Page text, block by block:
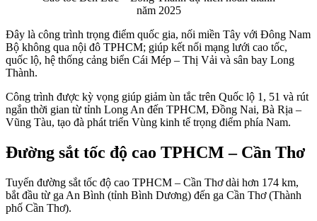
năm 2025
Đây là công trình trọng điểm quốc gia, nối miền Tây với Đông Nam
Bộ không qua nội đô TPHCM; giúp kết nối mạng lưới cao tốc,
quốc lộ, hệ thống cảng biển Cái Mép – Thị Vải và sân bay Long
Thành.
Công trình được kỳ vọng giúp giảm ùn tắc trên Quốc lộ 1, 51 và rút
ngắn thời gian từ tỉnh Long An đến TPHCM, Đồng Nai, Bà Rịa –
Vũng Tàu, tạo đà phát triển Vùng kinh tế trọng điểm phía Nam.
Đường sắt tốc độ cao TPHCM – Cần Thơ
Tuyến đường sắt tốc độ cao TPHCM – Cần Thơ dài hơn 174 km,
bắt đầu từ ga An Bình (tỉnh Bình Dương) đến ga Cần Thơ (Thành
phố Cần Thơ).